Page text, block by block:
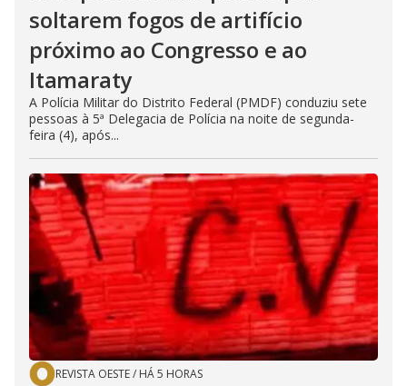
soltarem fogos de artifício
próximo ao Congresso e ao
Itamaraty
A Polícia Militar do Distrito Federal (PMDF) conduziu sete
pessoas à 5ª Delegacia de Polícia na noite de segunda-
feira (4), após...
REVISTA OESTE/ HÁ 5 HORAS